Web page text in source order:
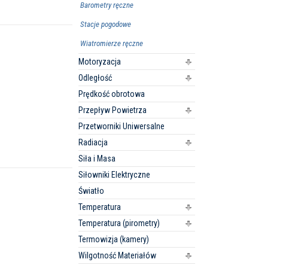
Barometry ręczne
Stacje pogodowe
Wiatromierze ręczne
Motoryzacja
Odległość
Prędkość obrotowa
Przepływ Powietrza
Przetworniki Uniwersalne
Radiacja
Siła i Masa
Siłowniki Elektryczne
Światło
Temperatura
Temperatura (pirometry)
Termowizja (kamery)
Wilgotność Materiałów